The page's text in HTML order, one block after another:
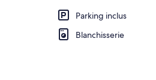
Parking inclus
Blanchisserie